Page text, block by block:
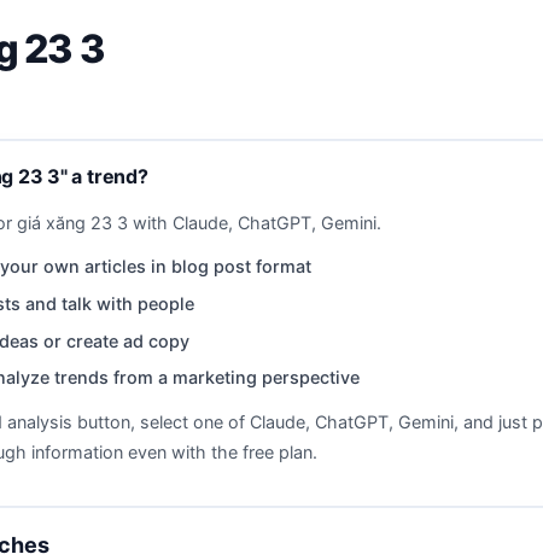
23 3
23 3" a trend?
giá xăng 23 3 with Claude, ChatGPT, Gemini.
own articles in blog post format
and talk with people
or create ad copy
trends from a marketing perspective
analysis button, select one of Claude, ChatGPT, Gemini, and just
information even with the free plan.